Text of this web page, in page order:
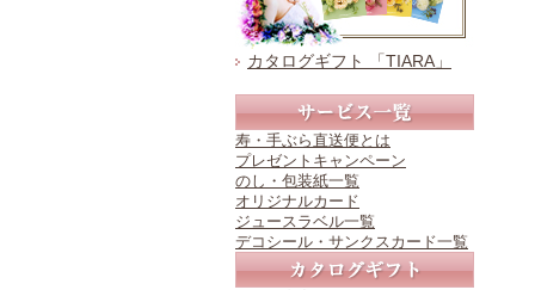
カタログギフト 「TIARA」
寿・手ぶら直送便とは
プレゼントキャンペーン
のし・包装紙一覧
オリジナルカード
ジュースラベル一覧
デコシール・サンクスカード一覧